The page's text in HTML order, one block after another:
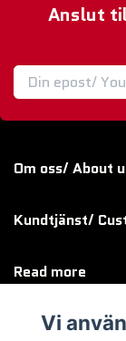
Anslut
Om oss/ About
Kundtjänst/
Read more
Sociala medier
Vi